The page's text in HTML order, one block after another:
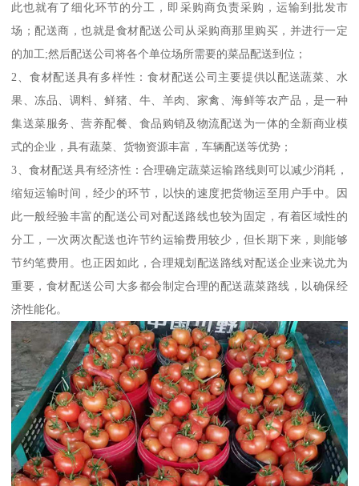
此也就有了细化环节的分工，即采购商负责采购，运输到批发市
场；配送商，也就是食材配送公司从采购商那里购买，并进行一定
的加工;然后配送公司将各个单位场所需要的菜品配送到位；
2、食材配送具有多样性：食材配送公司主要提供以配送蔬菜、水
果、冻品、调料、鲜猪、牛、羊肉、家禽、海鲜等农产品，是一种
集送菜服务、营养配餐、食品购销及物流配送为一体的全新商业模
式的企业，具有蔬菜、货物资源丰富，车辆配送等优势；
3、食材配送具有经济性：合理确定蔬菜运输路线则可以减少消耗，
缩短运输时间，经少的环节，以快的速度把货物运至用户手中。因
此一般经验丰富的配送公司对配送路线也较为固定，有着区域性的
分工，一次两次配送也许节约运输费用较少，但长期下来，则能够
节约笔费用。也正因如此，合理规划配送路线对配送企业来说尤为
重要，食材配送公司大多都会制定合理的配送蔬菜路线，以确保经
济性能化。